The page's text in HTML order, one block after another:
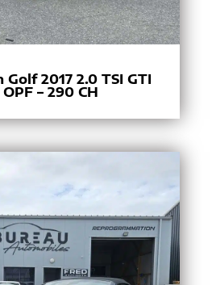
2017 2.0 TSI GTI
OPF – 290 CH